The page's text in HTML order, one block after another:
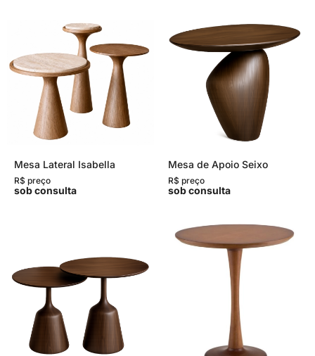
Mesa Lateral Isabella
R$ preço
sob consulta
Mesa de Apoio Seixo
R$ preço
sob consulta